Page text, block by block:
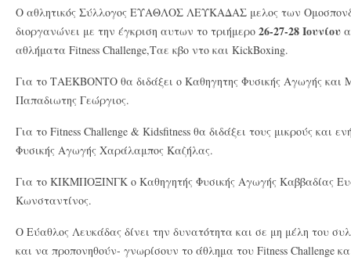
Ο αθλητικός Σύλλογος ΕΥΑΘΛΟΣ ΛΕΥΚΑΔΑΣ μελος των
διοργανώνει με την έγκριση αυτων το τριήμερο 26-27-28 Ιουνίου
αθλήματα Fitness Challenge,Ταε κβο ντο και KickBoxing.
Για το ΤΑΕΚΒΟΝΤΟ θα διδάξει ο Καθηγητης Φυσικής Αγωγής
Παπαδιωτης Γεώργιος.
Για το Fitness Challenge & Kidsfitness θα διδάξει τους μικρούς και
Φυσικής Αγωγής Χαράλαμπος Καζήλας.
Για το ΚΙΚΜΠΟΞΙΝΓΚ ο Καθηγητής Φυσικής Αγωγής Καββαδίας
Κωνσταντίνος.
Ο Εύαθλος Λευκάδας δίνει την δυνατότητα και σε μη μέλη του
και να προπονηθούν- γνωρίσουν το άθλημα του Fitness Challenge